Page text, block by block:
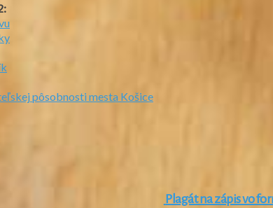
pôsobnosti mesta Košice
Plagát na zápis vo